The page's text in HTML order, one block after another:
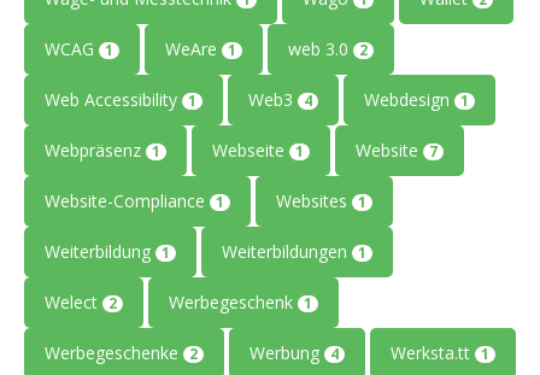
WCAG 1 WeAre 1 web 3.0 2
Web Accessibility 1 Web3 4 Webdesign 1
Webpräsenz 1 Webseite 1 Website 7
Website-Compliance 1 Websites 1
Weiterbildung 1 Weiterbildungen 1
Welect 2 Werbegeschenk 1
Werbegeschenke 2 Werbung 4 Werksta.tt 1